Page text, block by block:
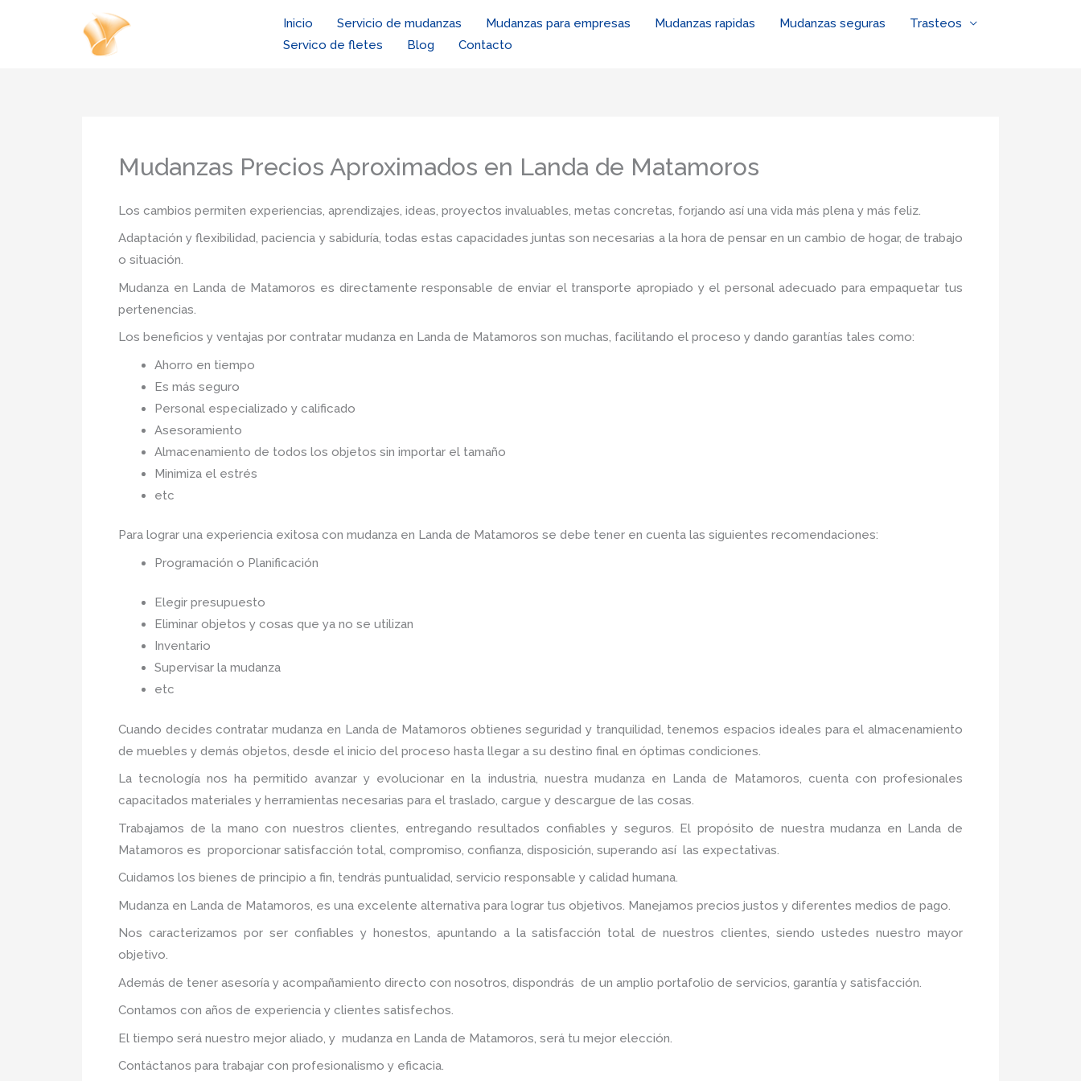
Inicio Servicio de mudanzas Mudanzas para empresas Mudanzas rapidas Mudanzas seguras
Trasteos
Servico de fletes
Blog Contacto
Mudanzas Precios Aproximados en Landa de Matamoros
Los cambios permiten experiencias, aprendizajes, ideas, proyectos invaluables, metas concretas, forjando así una vida más plena y más feliz.
Adaptación y flexibilidad, paciencia y sabiduría, todas estas capacidades juntas son necesarias a la hora de pensar en un cambio de hogar, de trabajo
o situación.
Mudanza en Landa de Matamoros es directamente responsable de enviar el transporte apropiado y el personal adecuado para empaquetar tus
pertenencias.
Los beneficios y ventajas por contratar mudanza en Landa de Matamoros son muchas, facilitando el proceso y dando garantías tales como:
Ahorro en tiempo
Es más seguro
Personal especializado y calificado
Asesoramiento
Almacenamiento de todos los objetos sin importar el tamaño
Minimiza el estrés
etc
Para lograr una experiencia exitosa con mudanza en Landa de Matamoros se debe tener en cuenta las siguientes recomendaciones:
Programación o Planificación
Elegir presupuesto
Eliminar objetos y cosas que ya no se utilizan
Inventario
Supervisar la mudanza
etc
Cuando decides contratar mudanza en Landa de Matamoros obtienes seguridad y tranquilidad, tenemos espacios ideales para el almacenamiento
de muebles y demás objetos, desde el inicio del proceso hasta llegar a su destino final en óptimas condiciones.
La tecnología nos ha permitido avanzar y evolucionar en la industria, nuestra mudanza en Landa de Matamoros, cuenta con profesionales
capacitados materiales y herramientas necesarias para el traslado, cargue y descargue de las cosas.
Trabajamos de la mano con nuestros clientes, entregando resultados confiables y seguros. El propósito de nuestra mudanza en Landa de
Matamoros es proporcionar satisfacción total, compromiso, confianza, disposición, superando así las expectativas.
Cuidamos los bienes de principio a fin, tendrás puntualidad, servicio responsable y calidad humana.
Mudanza en Landa de Matamoros, es una excelente alternativa para lograr tus objetivos. Manejamos precios justos y diferentes medios de pago.
Nos caracterizamos por ser confiables y honestos, apuntando a la satisfacción total de nuestros clientes, siendo ustedes nuestro mayor
objetivo.
Además de tener asesoría y acompañamiento directo con nosotros, dispondrás de un amplio portafolio de servicios, garantía y satisfacción.
Contamos con años de experiencia y clientes satisfechos.
El tiempo será nuestro mejor aliado, y mudanza en Landa de Matamoros , será tu mejor elección.
Contáctanos para trabajar con profesionalismo y eficacia.